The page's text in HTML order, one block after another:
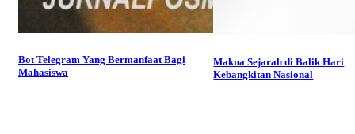
Bot Telegram Yang Bermanfaat Bagi
Mahasiswa
Makna Sejarah di Balik Hari
Kebangkitan Nasional